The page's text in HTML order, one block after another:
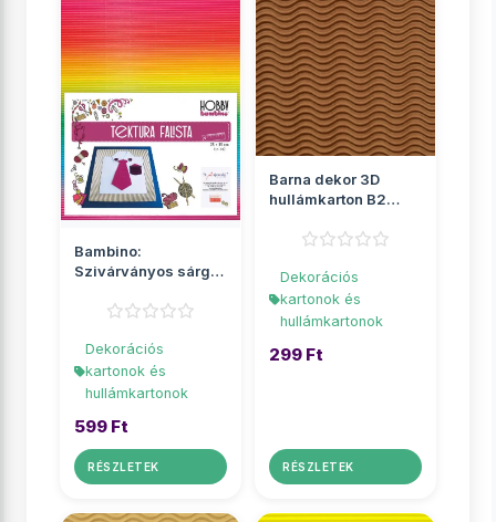
Bambino:
Szivárványos sárga
hullámkarton B4
Dekorációs
kartonok és
hullámkartonok
599 Ft
RÉSZLETEK
Barna dekor 3D
hullámkarton B2
Dekorációs
kartonok és
hullámkartonok
299 Ft
RÉSZLETEK